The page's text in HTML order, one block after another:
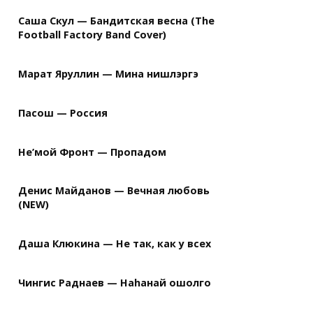
Саша Скул — Бандитская весна (The
Football Factory Band Cover)
Марат Яруллин — Мина нишлэргэ
Пасош — Россия
Не’мой Фронт — Пропадом
Денис Майданов — Вечная любовь
(NEW)
Даша Клюкина — Не так, как у всех
Чингис Раднаев — Наhанай ошолго